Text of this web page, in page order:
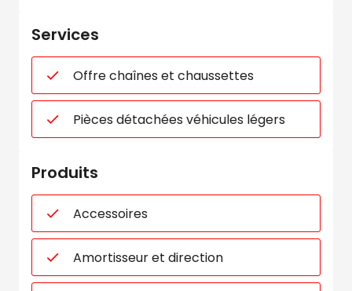
Services
Offre chaînes et chaussettes
Pièces détachées véhicules légers
Produits
Accessoires
Amortisseur et direction